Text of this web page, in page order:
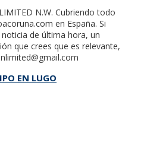
N.W. Cubriendo todo
en España. Si
de última hora, un
que crees que es relevante,
EN LUGO